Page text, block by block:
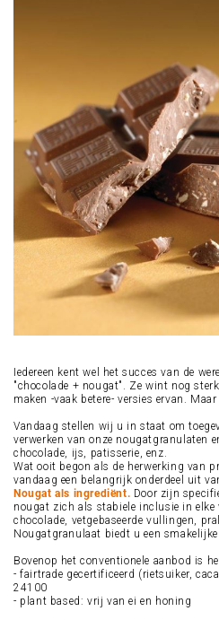
Iedereen kent wel het succes van de
"chocolade + nougat". Ze wint nog
maken -vaak betere- versies ervan. Maar
Vandaag stellen wij u in staat om
verwerken van onze nougatgranulaten
chocolade, ijs, patisserie, enz.
Wat ooit begon als de herwerking van
vandaag een belangrijk onderdeel uit
Nougat als ingrediënt. Door zijn
nougat zich als stabiele inclusie in elke
chocolade, vetgebaseerde vullingen,
Nougatgranulaat biedt u een smakelijke
Bovenop het conventionele aanbod is
- fairtrade gecertificeerd (rietsuiker,
24100
- plant based: vrij van ei en honing